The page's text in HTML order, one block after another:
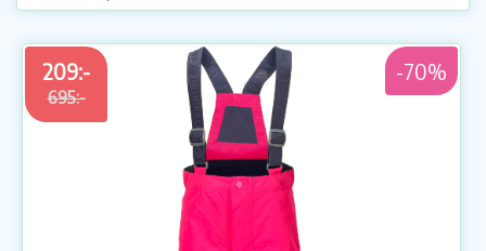
209:-
695:-
-70%